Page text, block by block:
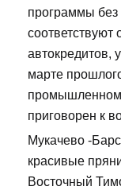
программы без
соответствуют
автокредитов,
марте
промышленном
приговорен к
Мукачево -
красивые
Восточный